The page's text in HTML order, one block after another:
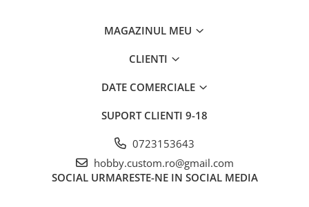
MAGAZINUL MEU
CLIENTI
DATE COMERCIALE
SUPORT CLIENTI 9-18
0723153643
hobby.custom.ro@gmail.com
SOCIAL URMARESTE-NE IN SOCIAL MEDIA